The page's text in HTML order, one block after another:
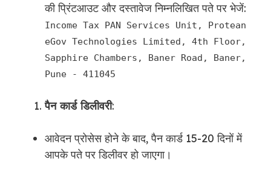
की प्रिंटआउट और दस्तावेज निम्नलिखित पते पर भेजें:
Income Tax PAN Services Unit, Protean
eGov Technologies Limited, 4th Floor,
Sapphire Chambers, Baner Road, Baner,
Pune - 411045
पैन कार्ड डिलीवरी:
आवेदन प्रोसेस होने के बाद, पैन कार्ड 15-20 दिनों में
आपके पते पर डिलीवर हो जाएगा।